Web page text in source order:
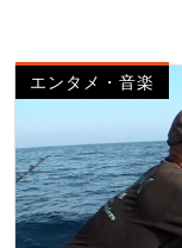
エンタメ・音楽